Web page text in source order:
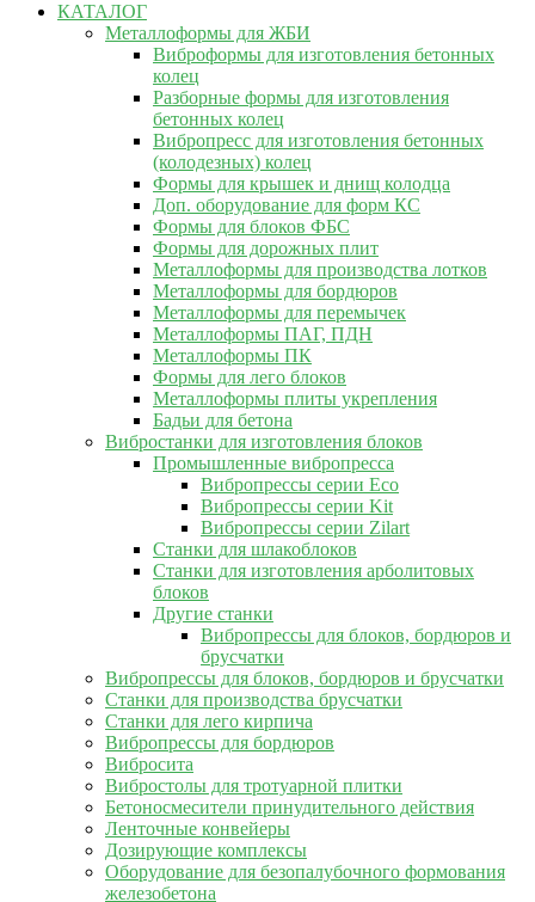
КАТАЛОГ
Металлоформы для ЖБИ
Виброформы для изготовления бетонных
колец
Разборные формы для изготовления
бетонных колец
Вибропресс для изготовления бетонных
(колодезных) колец
Формы для крышек и днищ колодца
Доп. оборудование для форм КС
Формы для блоков ФБС
Формы для дорожных плит
Металлоформы для производства лотков
Металлоформы для бордюров
Металлоформы для перемычек
Металлоформы ПАГ, ПДН
Металлоформы ПК
Формы для лего блоков
Металлоформы плиты укрепления
Бадьи для бетона
Вибростанки для изготовления блоков
Промышленные вибропресса
Вибропрессы серии Eco
Вибропрессы серии Kit
Вибропрессы серии Zilart
Станки для шлакоблоков
Станки для изготовления арболитовых
блоков
Другие станки
Вибропрессы для блоков, бордюров и
брусчатки
Вибропрессы для блоков, бордюров и брусчатки
Станки для производства брусчатки
Станки для лего кирпича
Вибропрессы для бордюров
Вибросита
Вибростолы для тротуарной плитки
Бетоносмесители принудительного действия
Ленточные конвейеры
Дозирующие комплексы
Оборудование для безопалубочного формования
железобетона